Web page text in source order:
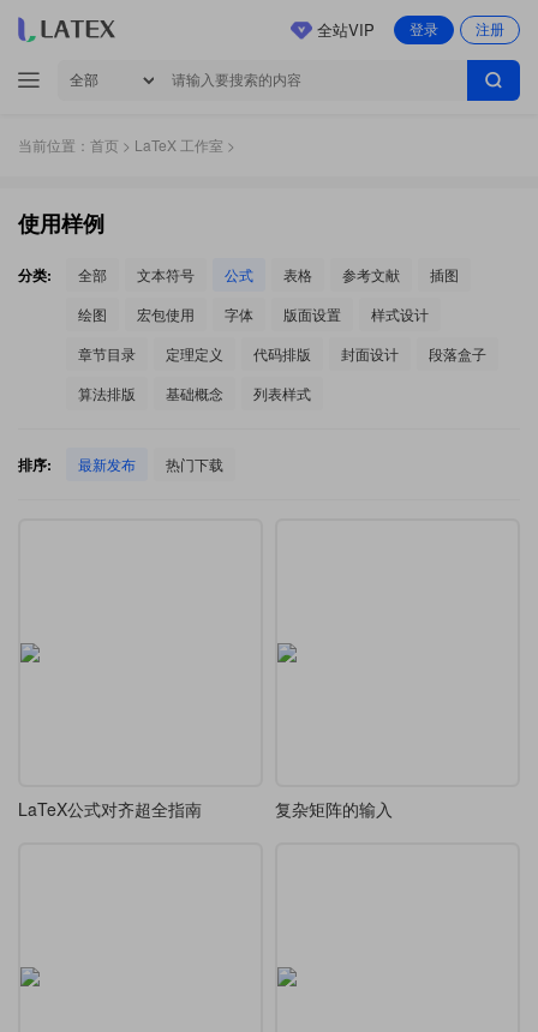
登录 注册
全站VIP
当前位置： 首页 > LaTeX 工作室 >
使用样例
分类: 全部 文本符号 公式 表格 参考文献
插图
绘图
宏包使用 字体 版面设置
样式设计
章节目录
定理定义 代码排版 封面设计
段落盒子
算法排版
基础概念 列表样式
排序: 最新发布 热门下载
LaTeX公式对齐超全指南 复杂矩阵的输入